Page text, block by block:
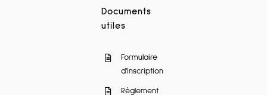
Documents
utiles
Formulaire
d’inscription
Règlement